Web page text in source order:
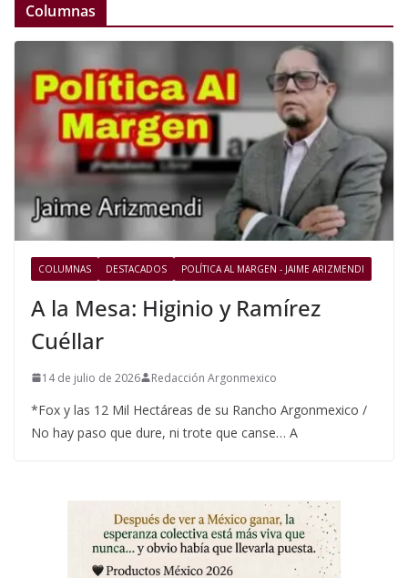
Columnas
COLUMNAS DESTACADOS POLÍTICA AL MARGEN - JAIME ARIZMENDI
A la Mesa: Higinio y Ramírez
Cuéllar
14 de julio de 2026 Redacción Argonmexico
*Fox y las 12 Mil Hectáreas de su Rancho Argonmexico /
No hay paso que dure, ni trote que canse… A